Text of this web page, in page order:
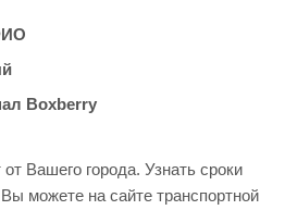
Boxberry
Вашего города. Узнать сроки
можете на сайте транспортной